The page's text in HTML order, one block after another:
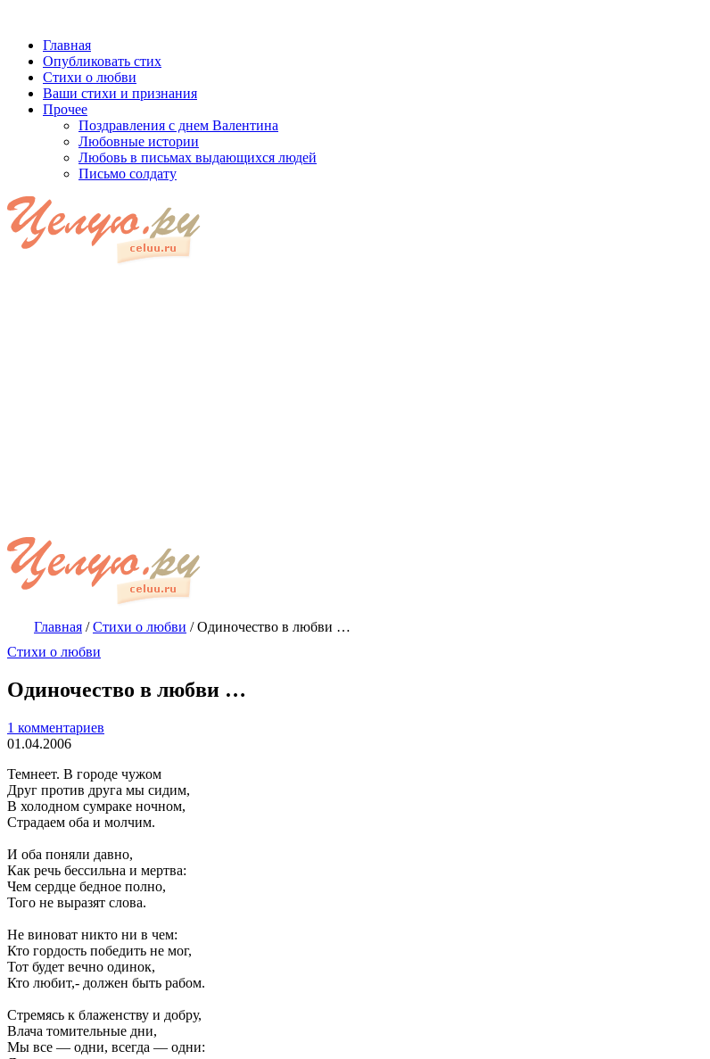
Главная
Опубликовать стих
Стихи о любви
Ваши стихи и признания
Прочее
Поздравления с днем Валентина
Любовные истории
Любовь в письмах выдающихся людей
Письмо солдату
Главная /Стихи о любви /Одиночество в любви …
Стихи о любви
Одиночество в любви …
1 комментариев
01.04.2006
Темнеет. В городе чужом
Друг против друга мы сидим,
В холодном сумраке ночном,
Страдаем оба и молчим.
И оба поняли давно,
Как речь бессильна и мертва:
Чем сердце бедное полно,
Того не выразят слова.
Не виноват никто ни в чем:
Кто гордость победить не мог,
Тот будет вечно одинок,
Кто любит,- должен быть рабом.
Стремясь к блаженству и добру,
Влача томительные дни,
Мы все — одни, всегда — одни: